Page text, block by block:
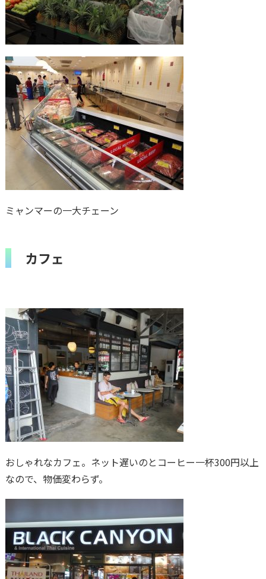
ミャンマーの一大チェーン
カフェ
おしゃれなカフェ。ネット遅いのとコーヒー一杯300円以上
なので、物価変わらず。